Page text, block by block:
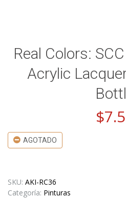
Real Colors:
Acrylic
$
AGOTADO
SKU: AKI-RC36
Categoría: Pinturas